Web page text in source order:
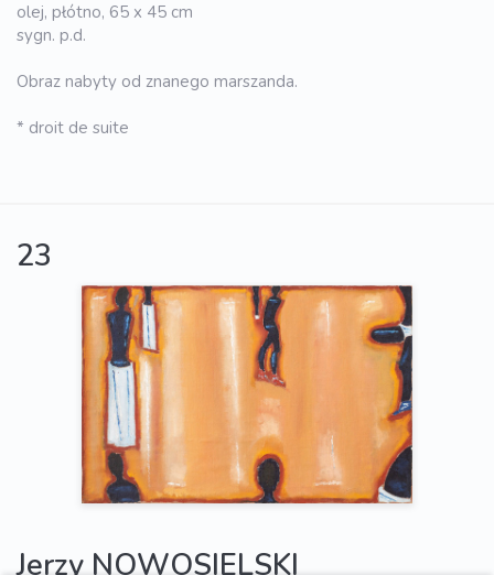
olej, płótno, 65 x 45 cm
sygn. p.d.
Obraz nabyty od znanego marszanda.
* droit de suite
23
Jerzy NOWOSIELSKI